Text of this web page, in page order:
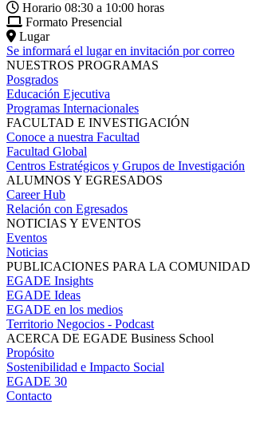
Horario 08:30 a 10:00 horas
Formato Presencial
Lugar
Se informará el lugar en invitación por correo
NUESTROS PROGRAMAS
Posgrados
Educación Ejecutiva
Programas Internacionales
FACULTAD E INVESTIGACIÓN
Conoce a nuestra Facultad
Facultad Global
Centros Estratégicos y Grupos de Investigación
ALUMNOS Y EGRESADOS
Career Hub
Relación con Egresados
NOTICIAS Y EVENTOS
Eventos
Noticias
PUBLICACIONES PARA LA COMUNIDAD
EGADE Insights
EGADE Ideas
EGADE en los medios
Territorio Negocios - Podcast
ACERCA DE EGADE Business School
Propósito
Sostenibilidad e Impacto Social
EGADE 30
Contacto